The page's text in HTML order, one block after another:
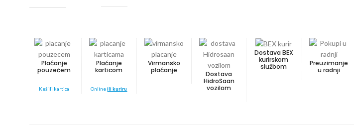
Plaćanje
pouzećem
Keš ili kartica
Plaćanje
karticom
Onlineili kuriru
Virmansko
plaćanje
Dostava
HidroSaan
vozilom
Dostava BEX
kurirskom
službom
Preuzimanje
u radnji